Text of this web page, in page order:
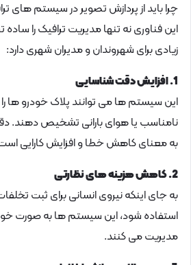
چرا باید از پردازش تصویر در سیستم های
این فناوری نه تنها مدیریت ترافیک را ساده
زیادی برای شهروندان و مدیران شهری دارد:
1. افزایش دقت شناسایی
این سیستم ها می توانند پلاک خودرو ها
نامناسب یا هوای بارانی تشخیص دهند.
به معنای کاهش خطا و افزایش کارایی
2. کاهش هزینه های نظارتی
به جای اینکه نیروی انسانی برای ثبت
استفاده شود، این سیستم ها به صورت
مدیریت می کنند.